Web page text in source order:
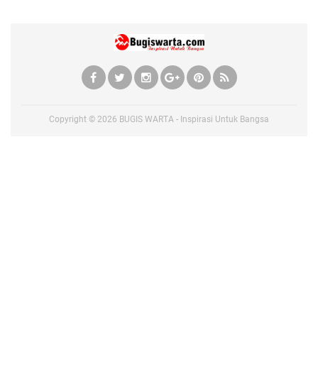
Copyright © 2026 BUGIS WARTA - Inspirasi Untuk Bangsa